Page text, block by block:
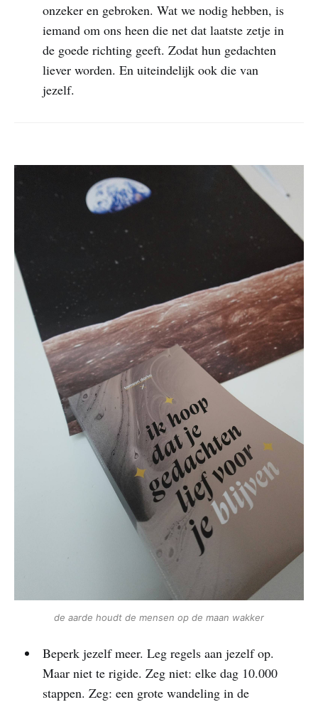
onzeker en gebroken. Wat we nodig hebben, is
iemand om ons heen die net dat laatste zetje in
de goede richting geeft. Zodat hun gedachten
liever worden. En uiteindelijk ook die van
jezelf.
de aarde houdt de mensen op de maan wakker
Beperk jezelf meer. Leg regels aan jezelf op.
Maar niet te rigide. Zeg niet: elke dag 10.000
stappen. Zeg: een grote wandeling in de